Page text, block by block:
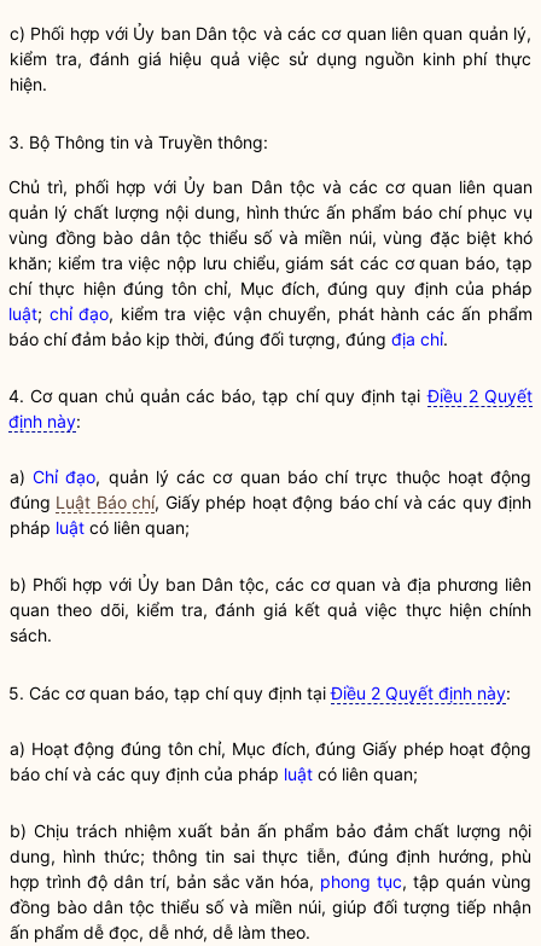
c) Phối hợp với Ủy ban Dân tộc và các cơ quan liên quan quản lý,
kiểm tra, đánh giá hiệu quả việc sử dụng nguồn kinh phí thực
hiện.
3. Bộ Thông tin và Truyền thông:
Chủ trì, phối hợp với Ủy ban Dân tộc và các cơ quan liên quan
quản lý chất lượng nội dung, hình thức ấn phẩm báo chí phục vụ
vùng đồng bào dân tộc thiểu số và miền núi, vùng đặc biệt khó
khăn; kiểm tra việc nộp lưu chiểu, giám sát các cơ quan báo, tạp
chí thực hiện đúng tôn chỉ, Mục đích, đúng quy định của pháp
luật; chỉ đạo, kiểm tra việc vận chuyển, phát hành các ấn phẩm
báo chí đảm bảo kịp thời, đúng đối tượng, đúng địa chỉ.
4. Cơ quan chủ quản các báo, tạp chí quy định tạiĐiều 2 Quyết
định này:
a)Chỉ đạo, quản lý các cơ quan báo chí trực thuộc hoạt động
đúng Luật Báo chí, Giấy phép hoạt động báo chí và các quy định
pháp luật có liên quan;
b) Phối hợp với Ủy ban Dân tộc, các cơ quan và địa phương liên
quan theo dõi, kiểm tra, đánh giá kết quả việc thực hiện chính
sách.
5. Các cơ quan báo, tạp chí quy định tạiĐiều 2 Quyết định này:
a) Hoạt động đúng tôn chỉ, Mục đích, đúng Giấy phép hoạt động
báo chí và các quy định của pháp luật có liên quan;
b) Chịu trách nhiệm xuất bản ấn phẩm bảo đảm chất lượng nội
dung, hình thức; thông tin sai thực tiễn, đúng định hướng, phù
hợp trình độ dân trí, bản sắc văn hóa, phong tục, tập quán vùng
đồng bào dân tộc thiểu số và miền núi, giúp đối tượng tiếp nhận
ấn phẩm dễ đọc, dễ nhớ, dễ làm theo.